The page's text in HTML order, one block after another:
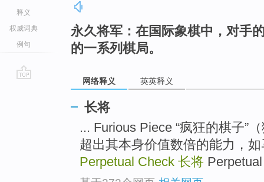
释义
权威词典
例句
永久将军：在国际象棋中，对手
的一系列棋局。
网络释义 英英释义
长将
... Furious Piece “疯狂的棋子”
超出其本身价值数倍的能力，
Perpetual Check 长将